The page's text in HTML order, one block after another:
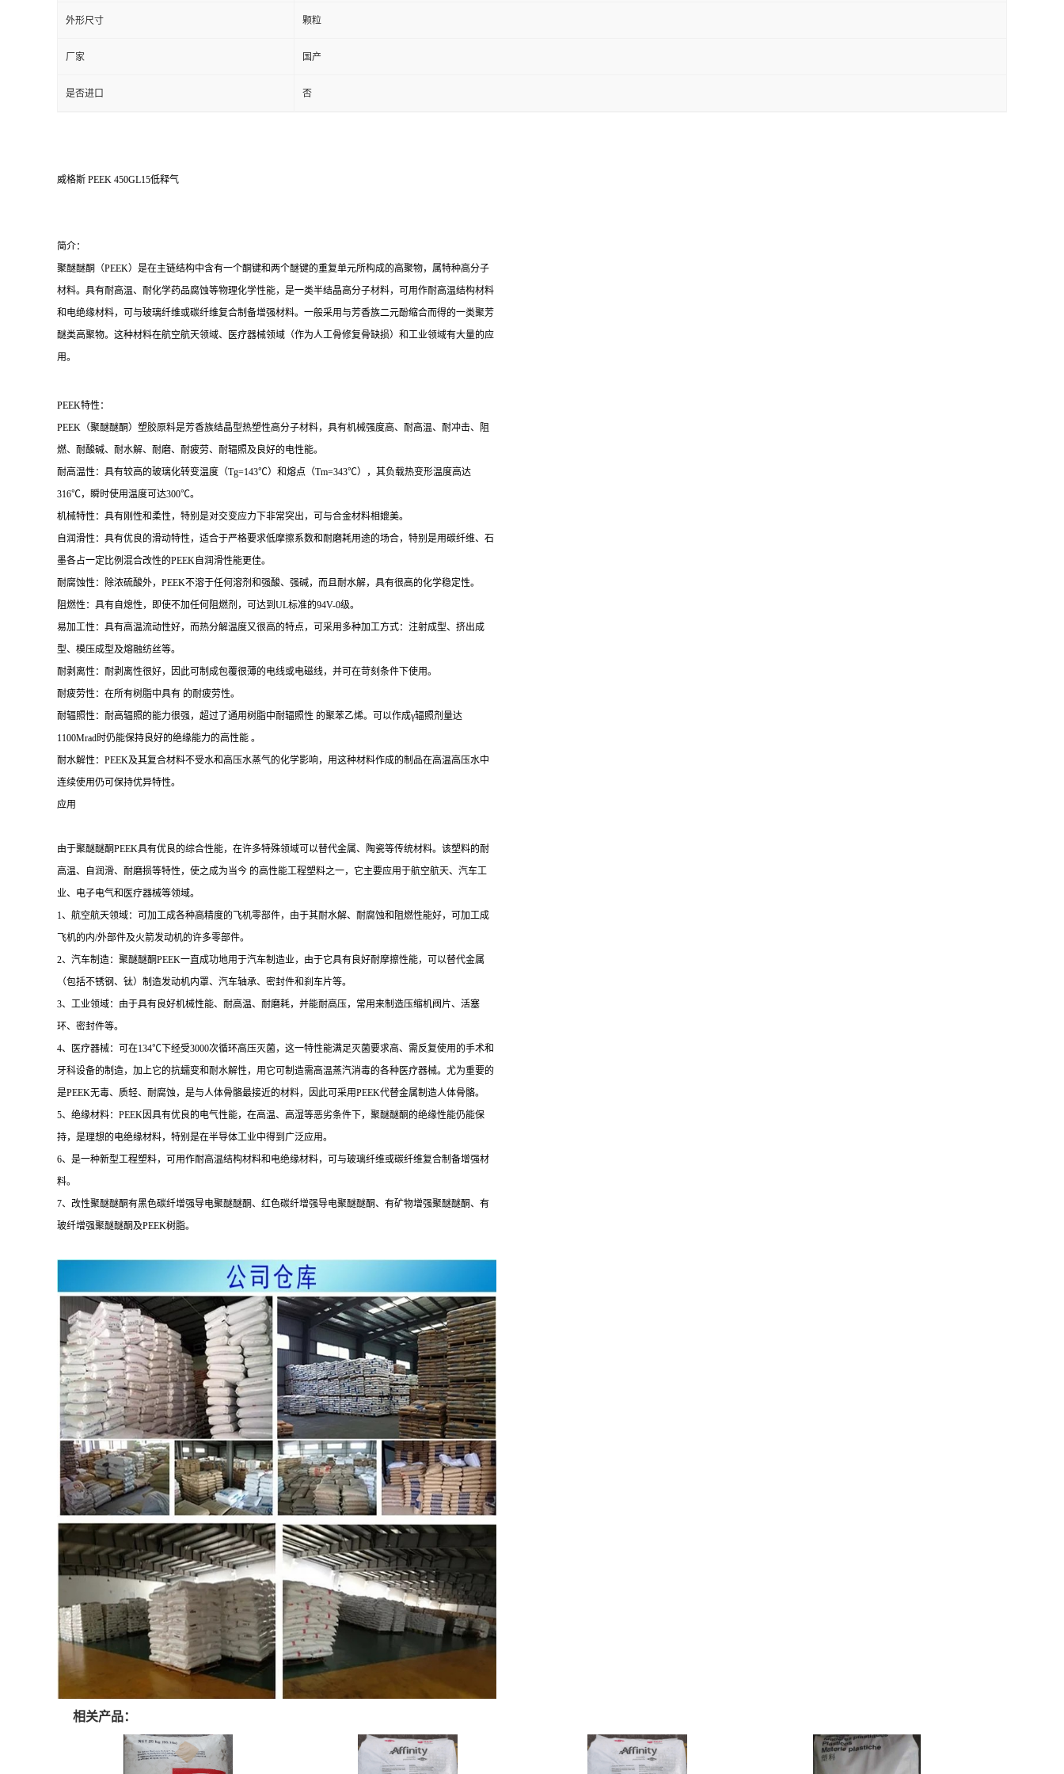
外形尺寸 颗粒
厂家 国产
是否进口 否
威格斯 PEEK 450GL15低释气
简介：
聚醚醚酮（PEEK）是在主链结构中含有一个酮键和两个醚键的重复单元所构成的高聚物，属特种高分子
材料。具有耐高温、耐化学药品腐蚀等物理化学性能，是一类半结晶高分子材料，可用作耐高温结构材料
和电绝缘材料，可与玻璃纤维或碳纤维复合制备增强材料。一般采用与芳香族二元酚缩合而得的一类聚芳
醚类高聚物。这种材料在航空航天领域、医疗器械领域（作为人工骨修复骨缺损）和工业领域有大量的应
用。
PEEK特性：
PEEK（聚醚醚酮）塑胶原料是芳香族结晶型热塑性高分子材料，具有机械强度高、耐高温、耐冲击、阻
燃、耐酸碱、耐水解、耐磨、耐疲劳、耐辐照及良好的电性能。
耐高温性：具有较高的玻璃化转变温度（Tg=143℃）和熔点（Tm=343℃），其负载热变形温度高达
316℃，瞬时使用温度可达300℃。
机械特性：具有刚性和柔性，特别是对交变应力下非常突出，可与合金材料相媲美。
自润滑性：具有优良的滑动特性，适合于严格要求低摩擦系数和耐磨耗用途的场合，特别是用碳纤维、石
墨各占一定比例混合改性的PEEK自润滑性能更佳。
耐腐蚀性：除浓硫酸外，PEEK不溶于任何溶剂和强酸、强碱，而且耐水解，具有很高的化学稳定性。
阻燃性：具有自熄性，即使不加任何阻燃剂，可达到UL标准的94V-0级。
易加工性：具有高温流动性好，而热分解温度又很高的特点，可采用多种加工方式：注射成型、挤出成
型、模压成型及熔融纺丝等。
耐剥离性：耐剥离性很好，因此可制成包覆很薄的电线或电磁线，并可在苛刻条件下使用。
耐疲劳性：在所有树脂中具有 的耐疲劳性。
耐辐照性：耐高辐照的能力很强，超过了通用树脂中耐辐照性 的聚苯乙烯。可以作成γ辐照剂量达
1100Mrad时仍能保持良好的绝缘能力的高性能 。
耐水解性：PEEK及其复合材料不受水和高压水蒸气的化学影响，用这种材料作成的制品在高温高压水中
连续使用仍可保持优异特性。
应用
由于聚醚醚酮PEEK具有优良的综合性能，在许多特殊领域可以替代金属、陶瓷等传统材料。该塑料的耐
高温、自润滑、耐磨损等特性，使之成为当今 的高性能工程塑料之一，它主要应用于航空航天、汽车工
业、电子电气和医疗器械等领域。
1、航空航天领域：可加工成各种高精度的飞机零部件，由于其耐水解、耐腐蚀和阻燃性能好，可加工成
飞机的内/外部件及火箭发动机的许多零部件。
2、汽车制造：聚醚醚酮PEEK一直成功地用于汽车制造业，由于它具有良好耐摩擦性能，可以替代金属
（包括不锈钢、钛）制造发动机内罩、汽车轴承、密封件和刹车片等。
3、工业领域：由于具有良好机械性能、耐高温、耐磨耗，并能耐高压，常用来制造压缩机阀片、活塞
环、密封件等。
4、医疗器械：可在134℃下经受3000次循环高压灭菌，这一特性能满足灭菌要求高、需反复使用的手术和
牙科设备的制造，加上它的抗蠕变和耐水解性，用它可制造需高温蒸汽消毒的各种医疗器械。尤为重要的
是PEEK无毒、质轻、耐腐蚀，是与人体骨骼最接近的材料，因此可采用PEEK代替金属制造人体骨骼。
5、绝缘材料：PEEK因具有优良的电气性能，在高温、高湿等恶劣条件下，聚醚醚酮的绝缘性能仍能保
持，是理想的电绝缘材料，特别是在半导体工业中得到广泛应用。
6、是一种新型工程塑料，可用作耐高温结构材料和电绝缘材料，可与玻璃纤维或碳纤维复合制备增强材
料。
7、改性聚醚醚酮有黑色碳纤增强导电聚醚醚酮、红色碳纤增强导电聚醚醚酮、有矿物增强聚醚醚酮、有
玻纤增强聚醚醚酮及PEEK树脂。
相关产品：